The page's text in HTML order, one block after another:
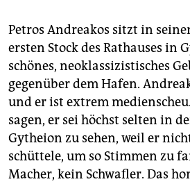
Petros Andreakos sitzt in
ersten Stock des Rathauses in
schönes, neoklassizistisches
gegenüber dem Hafen.
und er ist extrem
sagen, er sei höchst selten in
Gytheion zu sehen, weil er
schüttele, um so Stimmen zu
Macher, kein Schwafler. Das